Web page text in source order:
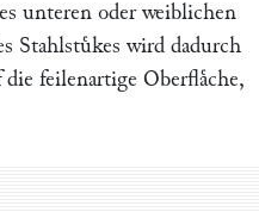
unteren oder weiblichen
Stahlstuͤkes wird dadurch
feilenartige Oberflaͤche,